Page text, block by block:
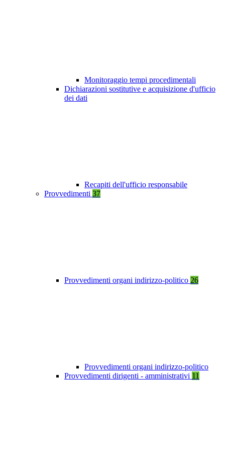
Monitoraggio tempi procedimentali
Dichiarazioni sostitutive e acquisizione d'ufficio
dei dati
Recapiti dell'ufficio responsabile
Provvedimenti 37
Provvedimenti organi indirizzo-politico 26
Provvedimenti organi indirizzo-politico
Provvedimenti dirigenti - amministrativi 11